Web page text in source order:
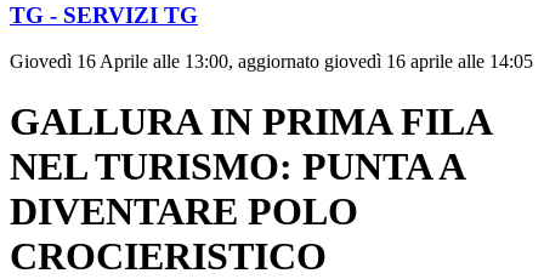
TG - SERVIZI TG
Giovedì 16 Aprile alle 13:00, aggiornato giovedì 16 aprile alle 14:05
GALLURA IN PRIMA FILA
NEL TURISMO: PUNTA A
DIVENTARE POLO
CROCIERISTICO